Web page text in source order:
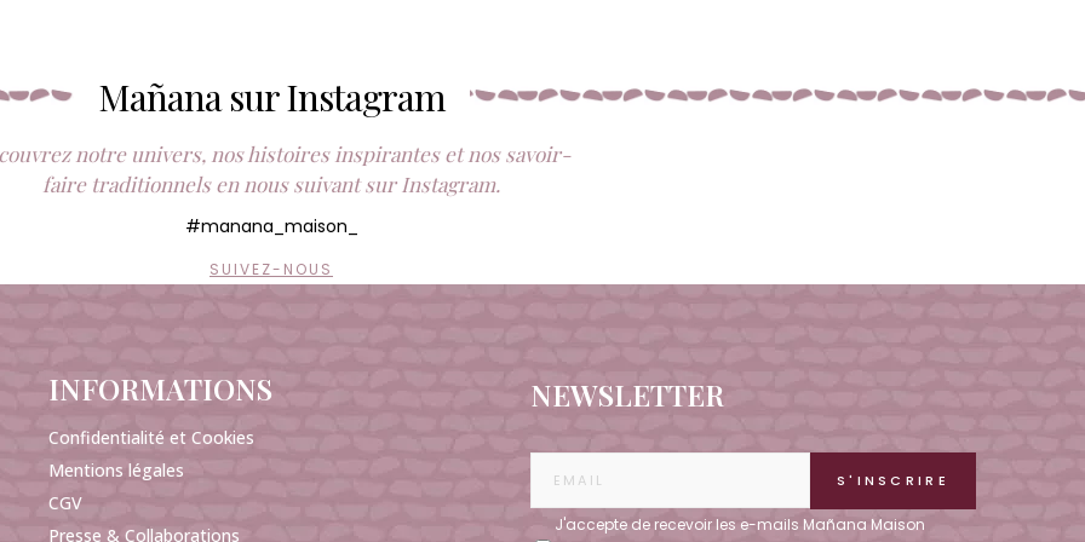
Mañana sur Instagram
notre univers, nos histoires inspirantes et nos savoir-
faire traditionnels en nous suivant sur Instagram.
#manana_maison_
SUIVEZ-NOUS
INFORMATIONS
Confidentialité et Cookies
Mentions légales
CGV
Presse & Collaborations
NEWSLETTER
J'accepte de recevoir les e-mails Mañana Maison